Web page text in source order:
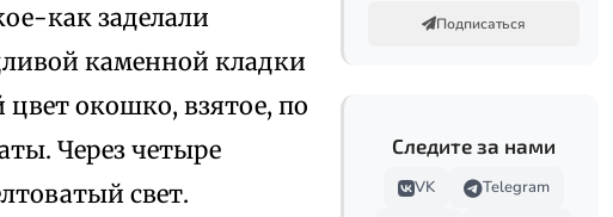
как заделали
каменной кладки
окошко, взятое, по
Через четыре
свет.
Подписаться
Следите за нами
VK
Telegram